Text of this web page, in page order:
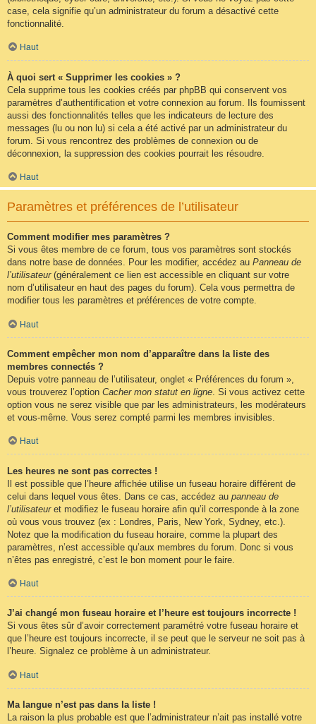
case, cela signifie qu’un administrateur du forum a désactivé cette
fonctionnalité.
Haut
À quoi sert « Supprimer les cookies » ?
Cela supprime tous les cookies créés par phpBB qui conservent vos
paramètres d’authentification et votre connexion au forum. Ils fournissent
aussi des fonctionnalités telles que les indicateurs de lecture des
messages (lu ou non lu) si cela a été activé par un administrateur du
forum. Si vous rencontrez des problèmes de connexion ou de
déconnexion, la suppression des cookies pourrait les résoudre.
Haut
Paramètres et préférences de l’utilisateur
Comment modifier mes paramètres ?
Si vous êtes membre de ce forum, tous vos paramètres sont stockés
dans notre base de données. Pour les modifier, accédez au Panneau de
l’utilisateur(généralement ce lien est accessible en cliquant sur votre
nom d’utilisateur en haut des pages du forum). Cela vous permettra de
modifier tous les paramètres et préférences de votre compte.
Haut
Comment empêcher mon nom d’apparaître dans la liste des
membres connectés ?
Depuis votre panneau de l’utilisateur, onglet « Préférences du forum »,
vous trouverez l’option Cacher mon statut en ligne . Si vous activez cette
option vous ne serez visible que par les administrateurs, les modérateurs
et vous-même. Vous serez compté parmi les membres invisibles.
Haut
Les heures ne sont pas correctes !
Il est possible que l’heure affichée utilise un fuseau horaire différent de
celui dans lequel vous êtes. Dans ce cas, accédez au panneau de
l’utilisateuret modifiez le fuseau horaire afin qu’il corresponde à la zone
où vous vous trouvez (ex : Londres, Paris, New York, Sydney, etc.).
Notez que la modification du fuseau horaire, comme la plupart des
paramètres, n’est accessible qu’aux membres du forum. Donc si vous
n’êtes pas enregistré, c’est le bon moment pour le faire.
Haut
J’ai changé mon fuseau horaire et l’heure est toujours incorrecte !
Si vous êtes sûr d’avoir correctement paramétré votre fuseau horaire et
que l’heure est toujours incorrecte, il se peut que le serveur ne soit pas à
l’heure. Signalez ce problème à un administrateur.
Haut
Ma langue n’est pas dans la liste !
La raison la plus probable est que l’administrateur n’ait pas installé votre